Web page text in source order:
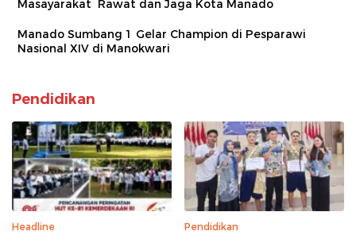
Masayarakat Rawat dan Jaga Kota Manado
Manado Sumbang 1 Gelar Champion di Pesparawi
Nasional XIV di Manokwari
Pendidikan
Headline Pendidikan